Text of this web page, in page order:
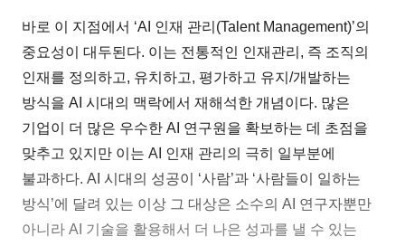
바로 이 지점에서 ‘AI 인재 관리(Talent Management)’의
중요성이 대두된다. 이는 전통적인 인재관리, 즉 조직의
인재를 정의하고, 유치하고, 평가하고 유지/개발하는
방식을 AI 시대의 맥락에서 재해석한 개념이다. 많은
기업이 더 많은 우수한 AI 연구원을 확보하는 데 초점을
맞추고 있지만 이는 AI 인재 관리의 극히 일부분에
불과하다. AI 시대의 성공이 ‘사람’과 ‘사람들이 일하는
방식’에 달려 있는 이상 그 대상은 소수의 AI 연구자뿐만
아니라 AI 기술을 활용해서 더 나은 성과를 낼 수 있는